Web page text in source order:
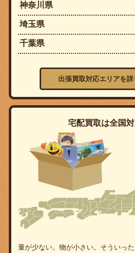
神奈川県
埼玉県
千葉県
出張買取対応エリアを
宅配買取は全国対
量が少ない。物が小さい。そういっ